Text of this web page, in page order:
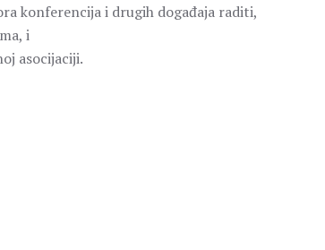
konferencija i drugih događaja raditi,
i
asocijaciji.